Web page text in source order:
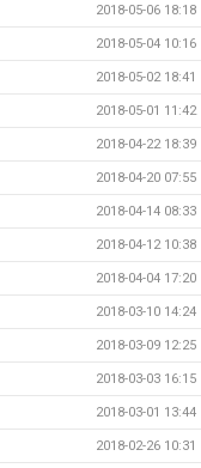
2018-05-06 18:18
2018-05-04 10:16
2018-05-02 18:41
2018-05-01 11:42
2018-04-22 18:39
2018-04-20 07:55
2018-04-14 08:33
2018-04-12 10:38
2018-04-04 17:20
2018-03-10 14:24
2018-03-09 12:25
2018-03-03 16:15
2018-03-01 13:44
2018-02-26 10:31